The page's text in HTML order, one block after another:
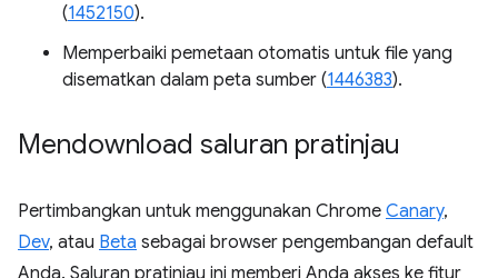
(1452150).
Memperbaiki pemetaan otomatis untuk file yang
disematkan dalam peta sumber (1446383).
Mendownload saluran pratinjau
Pertimbangkan untuk menggunakan Chrome Canary,
Dev, atau Beta sebagai browser pengembangan default
Anda. Saluran pratinjau ini memberi Anda akses ke fitur